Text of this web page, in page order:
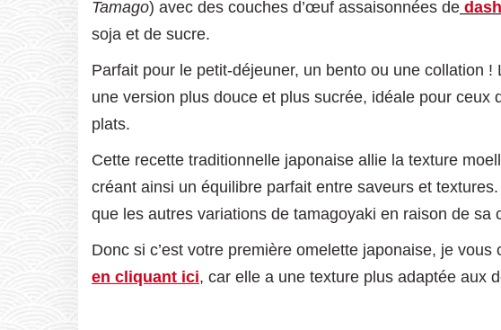
Tamago) avec des couches d’œuf assaisonnées de
soja et de sucre.
Parfait pour le petit-déjeuner, un bento ou une collation
une version plus douce et plus sucrée, idéale pour
plats.
Cette recette traditionnelle japonaise allie la texture
créant ainsi un équilibre parfait entre saveurs et
que les autres variations de tamagoyaki en raison de sa
Donc si c’est votre première omelette japonaise, je vous
en cliquant ici, car elle a une texture plus adaptée aux